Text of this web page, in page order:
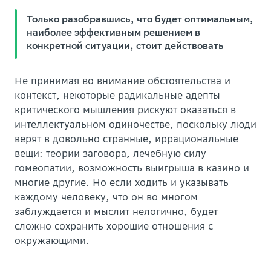
Только разобравшись, что будет оптимальным,
наиболее эффективным решением в
конкретной ситуации, стоит действовать
Не принимая во внимание обстоятельства и
контекст, некоторые радикальные адепты
критического мышления рискуют оказаться в
интеллектуальном одиночестве, поскольку люди
верят в довольно странные, иррациональные
вещи: теории заговора, лечебную силу
гомеопатии, возможность выигрыша в казино и
многие другие. Но если ходить и указывать
каждому человеку, что он во многом
заблуждается и мыслит нелогично, будет
сложно сохранить хорошие отношения с
окружающими.